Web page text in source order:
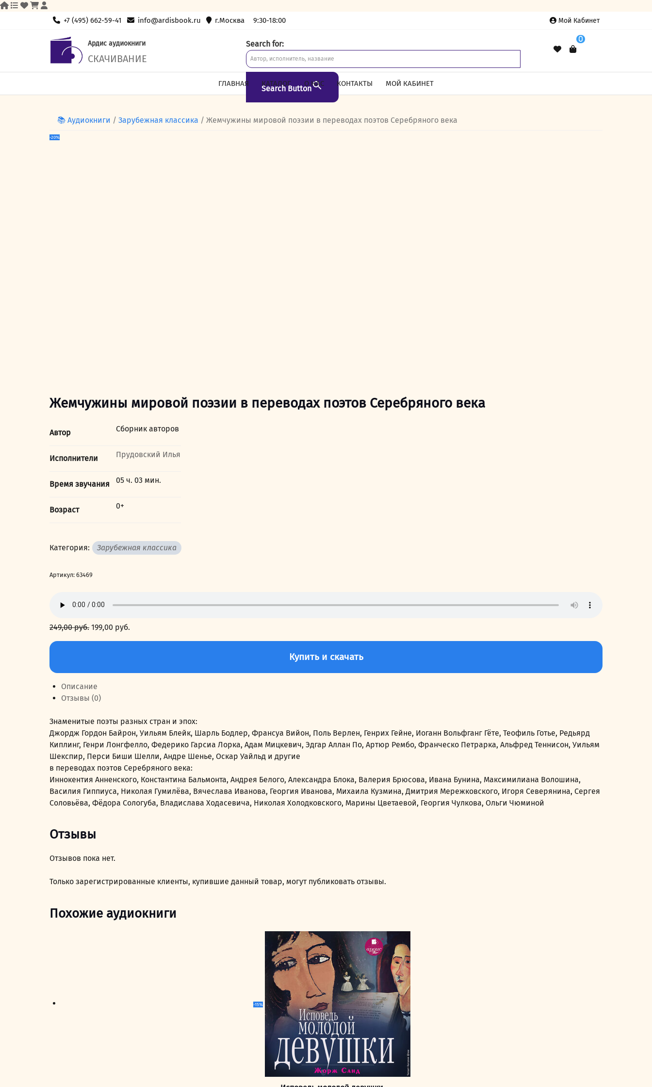
+7 (495) 662-59-41 info@ardisbook.ru г.Москва 9:30-18:00 Мой Кабинет
Ардис аудиокниги
СКАЧИВАНИЕ
Search for:
Search Button
0
ГЛАВНАЯ КАТАЛОГ О НАС КОНТАКТЫ МОЙ КАБИНЕТ
📚 Аудиокниги / Зарубежная классика / Жемчужины мировой поэзии в переводах поэтов Серебряного века
-20%
Жемчужины мировой поэзии в переводах поэтов Серебряного века
Автор Сборник авторов
Исполнители Прудовский Илья
Время звучания 05 ч. 03 мин.
Возраст 0+
Категория: Зарубежная классика
Артикул: 63469
249,00руб. Первоначальная
199,00 руб.
Количество
Жемчужины
Серебряного
Купить и скачать
Описание
Отзывы (0)
Знаменитые поэты разных стран и эпох:
Джордж Гордон Байрон, Уильям Блейк, Шарль Бодлер, Франсуа Вийон, Поль Верлен, Генрих Гейне, Иоганн Вольфганг Гёте, Теофиль Готье, Редьярд
Киплинг, Генри Лонгфелло, Федерико Гарсиа Лорка, Адам Мицкевич, Эдгар Аллан По, Артюр Рембо, Франческо Петрарка, Альфред Теннисон, Уильям
Шекспир, Перси Биши Шелли, Андре Шенье, Оскар Уайльд и другие
в переводах поэтов Серебряного века:
Иннокентия Анненского, Константина Бальмонта, Андрея Белого, Александра Блока, Валерия Брюсова, Ивана Бунина, Максимилиана Волошина,
Василия Гиппиуса, Николая Гумилёва, Вячеслава Иванова, Георгия Иванова, Михаила Кузмина, Дмитрия Мережковского, Игоря Северянина, Сергея
Соловьёва, Фёдора Сологуба, Владислава Ходасевича, Николая Холодковского, Марины Цветаевой, Георгия Чулкова, Ольги Чюминой
Отзывы
Отзывов пока нет.
Только зарегистрированные клиенты, купившие данный товар, могут публиковать отзывы.
Похожие аудиокниги
-15%